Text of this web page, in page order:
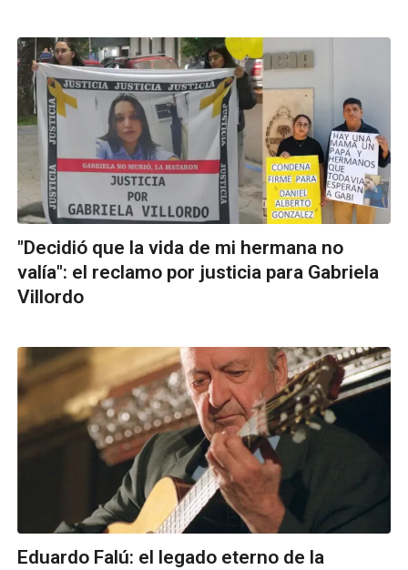
"Decidió que la vida de mi hermana no
valía": el reclamo por justicia para Gabriela
Villordo
Eduardo Falú: el legado eterno de la